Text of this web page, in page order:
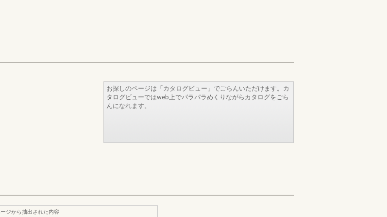
お探しのページは「カタログビュー」でごらんいただけます。カ
タログビューではweb上でパラパラめくりながらカタログをごら
んになれます。
ジから抽出された内容